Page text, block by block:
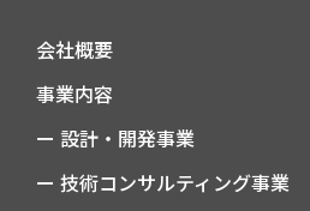
会社概要
事業内容
ー 設計・開発事業
ー 技術コンサルティング事業